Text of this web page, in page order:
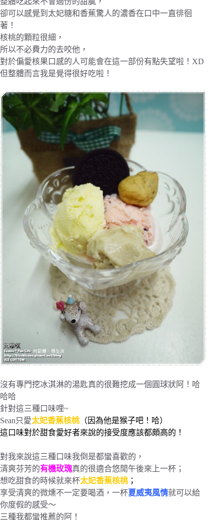
卻可以感覺到太妃糖和香蕉驚人的濃香在口中一直徘徊
著！
核桃的顆粒很細，
所以不必費力的去咬他，
對於偏愛核果口感的人可能會在這一部份有點失望啦！XD
但整體而言我是覺得很好吃啦！
沒有專門挖冰淇淋的湯匙真的很難挖成一個圓球狀阿！哈
哈哈
針對這三種口味哩~
Sean只愛太妃香蕉核桃（因為他是猴子吧！哈）
這口味對於甜食愛好者來說的接受度應該都頗高的！
對我來說這三種口味我倒是都蠻喜歡的，
清爽芬芳的有機玫瑰真的很適合悠閒午後來上一杯；
想吃甜食的時候就來杯太妃香蕉核桃；
享受清爽的微燻不一定要喝酒，一杯夏威夷風情就可以給
你度假的感受～
三種我都蠻推薦的阿！